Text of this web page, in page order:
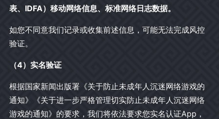
表、IDFA）移动网络信息、标准网络日志数据。
如您不同意我们记录或收集前述信息，可能无法完成风控
验证。
（4）实名验证
根据国家新闻出版署《关于防止未成年人沉迷网络游戏的
通知》《关于进一步严格管理切实防止未成年人沉迷网络
游戏的通知》的要求，我们将依法要求您实名认证App，